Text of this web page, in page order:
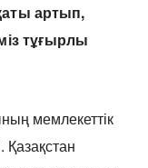
артып,
тұғырлы
мемлекеттік
Қазақстан